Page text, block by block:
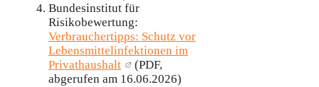
Bundesinstitut für
Risikobewertung:
Verbrauchertipps: Schutz vor
Lebensmittelinfektionen im
Privathaushalt
(PDF,
abgerufen am 16.06.2026)